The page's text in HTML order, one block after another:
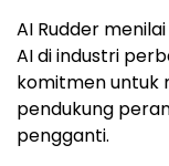
AI Rudder
AI di industri
komitmen untuk
pendukung
pengganti.